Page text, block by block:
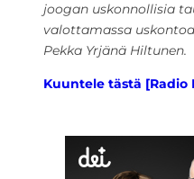
joogan uskonnollisia
valottamassa
Pekka Yrjänä Hiltunen.
Kuuntele tästä [Radio